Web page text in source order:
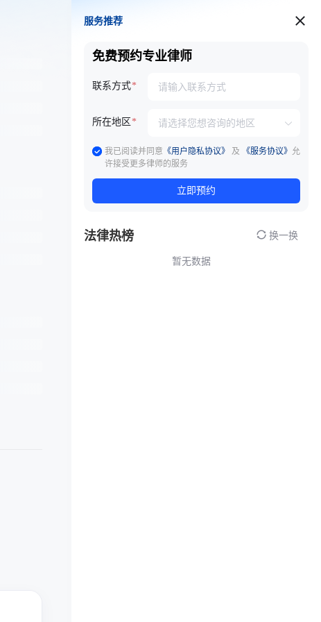
服务推荐
服务推荐
免费预约专业律师
联系方式
所在地区
我已阅读并同意 《用户隐私协议》 及 《服务协议》 允
许接受更多律师的服务
立即预约
法律热榜 换一换
暂无数据